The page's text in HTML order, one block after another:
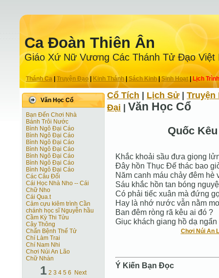
Ca Ðoàn Thiên Ân
Giáo Xứ Nữ Vương Các Thánh Tử Ðạo Việt
Thánh Ca Truyện Ðạo| Kinh Thánh Sách Kinh|Sinh Hoạt| Lịch Trình
Văn Học Cổ
Bạn Đến Chơi Nhà
Bánh Trôi Nước
Bình Ngô Đại Cáo
Bình Ngô Đại Cáo
Bình Ngô Đại Cáo
Bình Ngô Đại Cáo
Bình Ngô Đại Cáo
Bình Ngô Đại Cáo
Bình Ngô Đại Cáo
Các Câu Đối
Cái Học Nhà Nho -- Cái
Chữ Nho
Cái Qua.t
Cảm cựu kiêm trình Cần
chánh học sĩ Nguyễn hầu
Cầm Kỳ Thi Tửu
Cây Thông
Chẩn Bệnh Thế Tử
Chí Làm Trai
Chí Nam Nhi
Chơi Núi An Lão
Chữ Nhàn
1 2 3 4 5 6 Next
Cổ Tích Lịch Sử
Truyện
Ðại
Văn Học Cổ
Quốc
Khắc khoải sầu đưa giọng
Đây hồn Thục Đế thác bao
Năm canh máu chảy đêm hè
Sáu khắc hồn tan bóng
Có phải tiếc xuân mà đứng
Hay là nhớ nước vẫn nằm
Ban đêm ròng rã kêu ai đó ?
Giục khách giang hồ dạ
Chơi Núi An
Ý Kiến Bạn Ðọc